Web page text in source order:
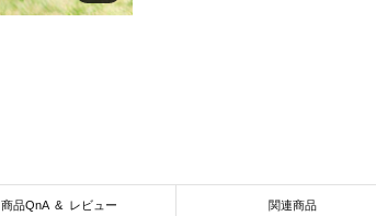
商品QnA & レビュー 関連商品